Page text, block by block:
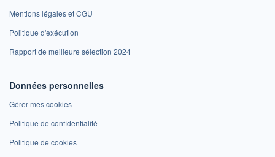
Mentions légales et CGU
Politique d'exécution
Rapport de meilleure sélection 2024
Données personnelles
Gérer mes cookies
Politique de confidentialité
Politique de cookies